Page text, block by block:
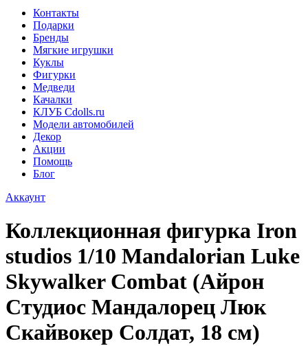
Контакты
Подарки
Бренды
Мягкие игрушки
Куклы
Фигурки
Медведи
Качалки
КЛУБ Cdolls.ru
Модели автомобилей
Декор
Акции
Помощь
Блог
Аккаунт
Коллекционная фигурка Iron
studios 1/10 Mandalorian Luke
Skywalker Combat (Айрон
Студиос Мандалорец Люк
Скайвокер Солдат, 18 см)